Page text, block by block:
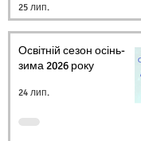
УКРАЇНИ
25 лип.
Освітній сезон осінь-
зима 2026 року
24 лип.